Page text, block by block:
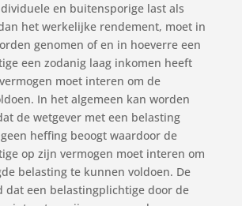
en buitensporige last als
het werkelijke rendement, moet in
genomen of en in hoeverre een
een zodanig laag inkomen heeft
moet interen om de
In het algemeen kan worden
de wetgever met een belasting
heffing beoogt waardoor de
op zijn vermogen moet interen om
belasting te kunnen voldoen. De
dat een belastingplichtige door de